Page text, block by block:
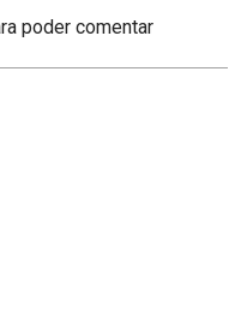
poder comentar